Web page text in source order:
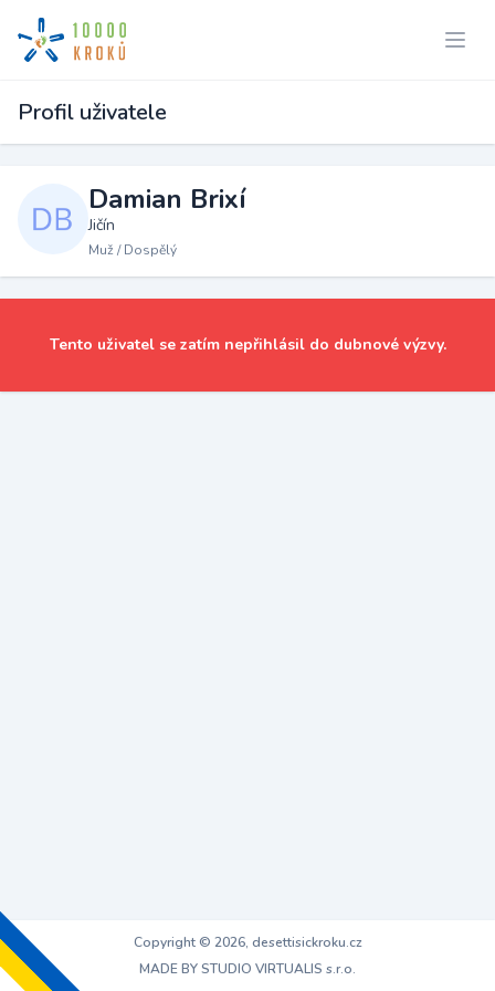
Profil uživatele
Damian Brixí
Jičín
Muž / Dospělý
Tento uživatel se zatím nepřihlásil do dubnové výzvy.
Copyright © 2026, desettisickroku.cz
MADE BY STUDIO VIRTUALIS s.r.o.